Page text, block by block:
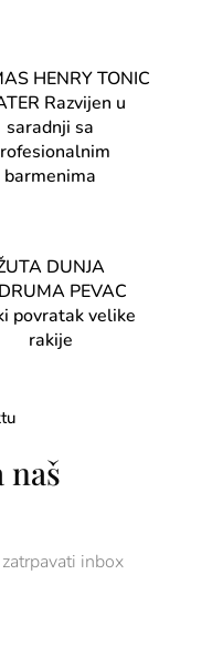
HENRY TONIC
Razvijen u
saradnji sa
barmenima
DUNJA
PEVAC
povratak velike
rakije
naš
inbox